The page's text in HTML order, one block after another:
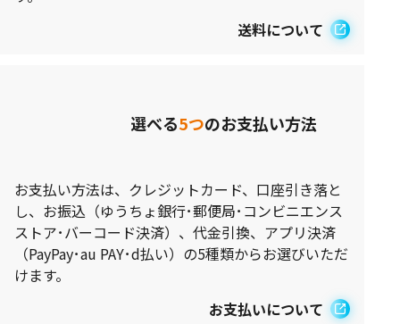
送料について
選べる5つのお支払い方法
お支払い方法は、クレジットカード、口座引き落と
し、お振込（ゆうちょ銀行･郵便局･コンビニエンス
ストア･バーコード決済）、代金引換、アプリ決済
（PayPay･au PAY･d払い）の5種類からお選びいただ
けます。
お支払いについて